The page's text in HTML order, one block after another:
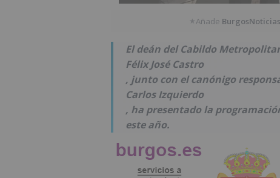
★Añade BurgosNoticias
El deán del Cabildo
Félix José Castro
, junto con el canónigo
Carlos Izquierdo
, ha presentado la
este año.